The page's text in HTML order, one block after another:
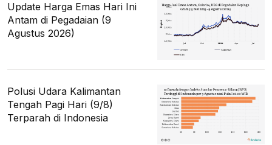
Update Harga Emas Hari Ini
Antam di Pegadaian (9
Agustus 2026)
Polusi Udara Kalimantan
Tengah Pagi Hari (9/8)
Terparah di Indonesia